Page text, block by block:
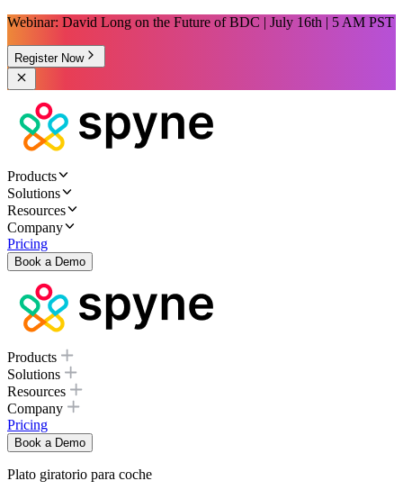
Webinar: David Long on the Future of BDC | July 16th | 5 AM PST
Register Now
Products
Solutions
Resources
Company
Pricing
Book a Demo
Products
Solutions
Resources
Company
Pricing
Book a Demo
Plato giratorio para coche